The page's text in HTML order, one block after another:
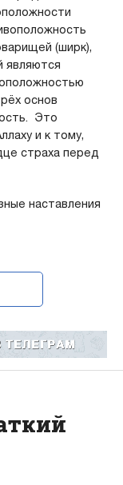
(ширк),
являются
основ
Это
и к тому,
страха перед
наставления